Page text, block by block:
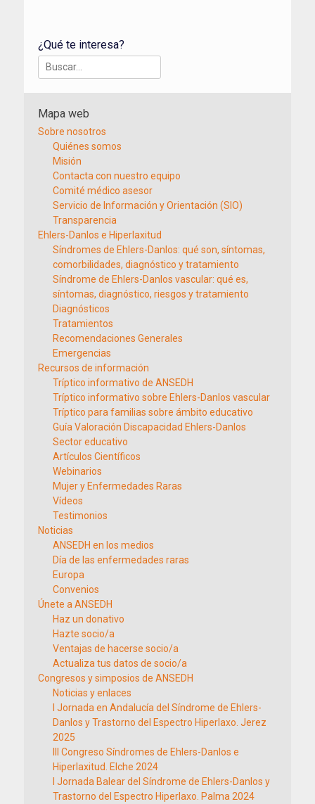
¿Qué te interesa?
Buscar:
Mapa web
Sobre nosotros
Quiénes somos
Misión
Contacta con nuestro equipo
Comité médico asesor
Servicio de Información y Orientación (SIO)
Transparencia
Ehlers-Danlos e Hiperlaxitud
Síndromes de Ehlers-Danlos: qué son, síntomas,
comorbilidades, diagnóstico y tratamiento
Síndrome de Ehlers-Danlos vascular: qué es,
síntomas, diagnóstico, riesgos y tratamiento
Diagnósticos
Tratamientos
Recomendaciones Generales
Emergencias
Recursos de información
Tríptico informativo de ANSEDH
Tríptico informativo sobre Ehlers-Danlos vascular
Tríptico para familias sobre ámbito educativo
Guía Valoración Discapacidad Ehlers-Danlos
Sector educativo
Artículos Científicos
Webinarios
Mujer y Enfermedades Raras
Vídeos
Testimonios
Noticias
ANSEDH en los medios
Día de las enfermedades raras
Europa
Convenios
Únete a ANSEDH
Haz un donativo
Hazte socio/a
Ventajas de hacerse socio/a
Actualiza tus datos de socio/a
Congresos y simposios de ANSEDH
Noticias y enlaces
I Jornada en Andalucía del Síndrome de Ehlers-
Danlos y Trastorno del Espectro Hiperlaxo. Jerez
2025
III Congreso Síndromes de Ehlers-Danlos e
Hiperlaxitud. Elche 2024
I Jornada Balear del Síndrome de Ehlers-Danlos y
Trastorno del Espectro Hiperlaxo. Palma 2024